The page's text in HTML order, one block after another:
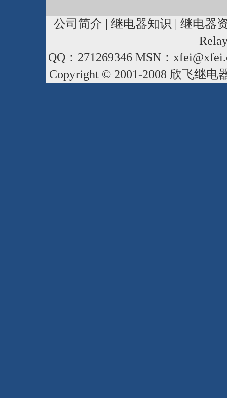
公司简介 | 继电器知识 | 继电器
QQ：271269346 MSN：
Copyright © 2001-2008 欣飞继电